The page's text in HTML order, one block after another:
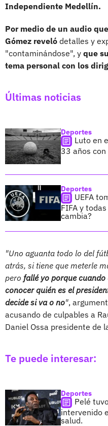
Independiente Medellín.
Por medio de un audio
Gómez reveló detalles y
"contaminándose", y que
tema personal con los
Últimas noticias
Deportes
Luto en
33 años con
Deportes
UEFA
FIFA y
cambia?
"Uno aguanta todo lo del
atrás, si tiene que meterle
pero fallé yo porque
conocer quién es el
decide si va o no",
acusando de culpables a
Daniel Ossa presidente de
Te puede interesar:
Deportes
Pelé
intervenido
salud.